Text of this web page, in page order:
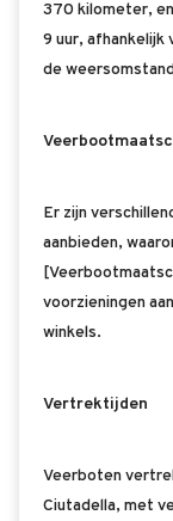
370 kilometer,
9 uur, afhankelijk
de
Er zijn
aanbieden,
voorzieningen
winkels.
Vertrektijden
Veerboten
Ciutadella, met